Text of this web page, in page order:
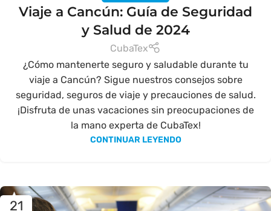
Viaje a Cancún: Guía de Seguridad
y Salud de 2024
CubaTex
¿Cómo mantenerte seguro y saludable durante tu
viaje a Cancún? Sigue nuestros consejos sobre
seguridad, seguros de viaje y precauciones de salud.
¡Disfruta de unas vacaciones sin preocupaciones de
la mano experta de CubaTex!
CONTINUAR LEYENDO
21